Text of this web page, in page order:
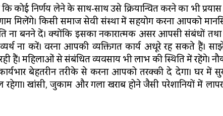
निर्णय लेने के साथ-साथ उसे क्रियान्वित करने का भी प्रयास
मिलेंगे। किसी समाज सेवी संस्था में सहयोग करना आपको
ना बनने दें। क्योंकि इसका नकारात्मक असर आपसी संबंधों
ना करें। वरना आपकी व्यक्तिगत कार्य अधूरे रह सकते हैं।
हैं। महिलाओं से संबंधित व्यवसाय भी लाभ की स्थिति में रहेंगे।
बेहतरीन तरीके से करना आपको तरक्की दे देगा। घर
खांसी, जुकाम और गला खराब होने जैसी परेशानियों में